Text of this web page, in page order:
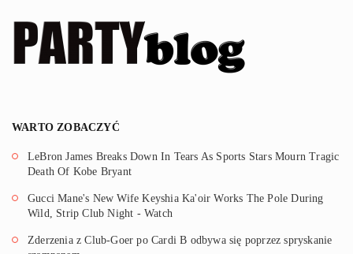
WARTO ZOBACZYĆ
LeBron James Breaks Down In Tears As Sports Stars Mourn Tragic
Death Of Kobe Bryant
Gucci Mane's New Wife Keyshia Ka'oir Works The Pole During
Wild, Strip Club Night - Watch
Zderzenia z Club-Goer po Cardi B odbywa się poprzez spryskanie